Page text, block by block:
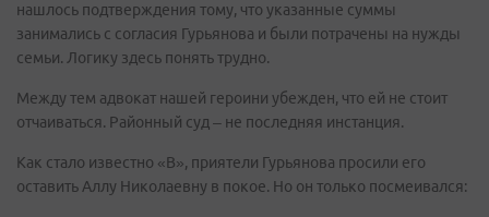
нашлось подтверждения тому, что указанные суммы
занимались с согласия Гурьянова и были потрачены на нужды
семьи. Логику здесь понять трудно.
Между тем адвокат нашей героини убежден, что ей не стоит
отчаиваться. Районный суд – не последняя инстанция.
Как стало известно «В», приятели Гурьянова просили его
оставить Аллу Николаевну в покое. Но он только посмеивался: